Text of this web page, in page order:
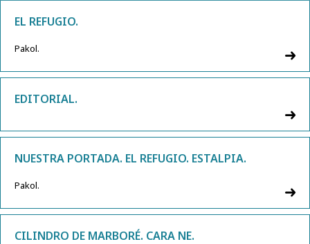
EL REFUGIO.
Pakol.
EDITORIAL.
NUESTRA PORTADA. EL REFUGIO. ESTALPIA.
Pakol.
CILINDRO DE MARBORÉ. CARA NE.